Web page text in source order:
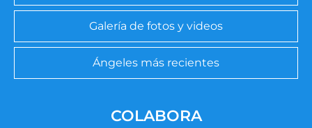
Galería de fotos y videos
Ángeles más recientes
COLABORA